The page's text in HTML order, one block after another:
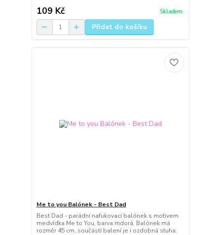
109 Kč Skladem
Přidat do košíku
Me to you Balónek - Best Dad
Best Dad - parádní nafukovací balónek s motivem
medvídka Me to You, barva mdorá. Balónek má
rozměr 45 cm, součástí balení je i ozdobná stuha.